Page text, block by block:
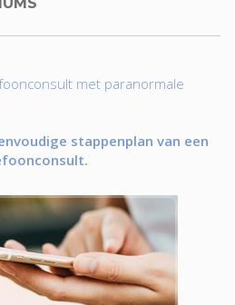
met paranormale
stappenplan van een